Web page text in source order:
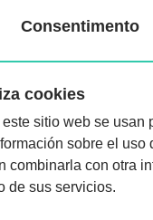
Descarregue
Consentimento
cookies
sitio web se
sobre el
combinarla con otra
de sus servicios.